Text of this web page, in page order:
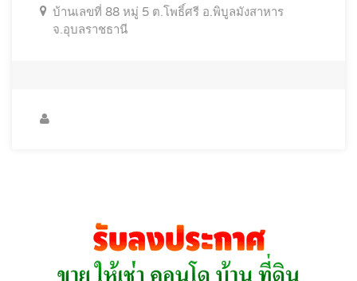
บ้านเลขที่ 88 หมู่ 5 ต.โพธิ์ศรี อ.พิบูลมังสาหาร
จ.อุบลราชธานี